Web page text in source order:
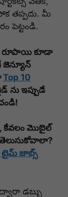
తప్పదు. మీ
పెట్టండి.
రూపాయి కూడా
జెన్యూన్
Top 10
ను ఇప్పుడే
కేవలం మొబైల్
టైమ్ జాబ్స్
డబ్బు